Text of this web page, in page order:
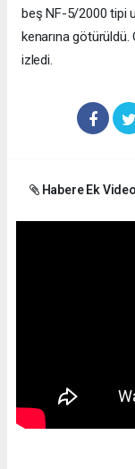
beş NF-5/2000 tipi
kenarına
izledi.
Habere Ek Video